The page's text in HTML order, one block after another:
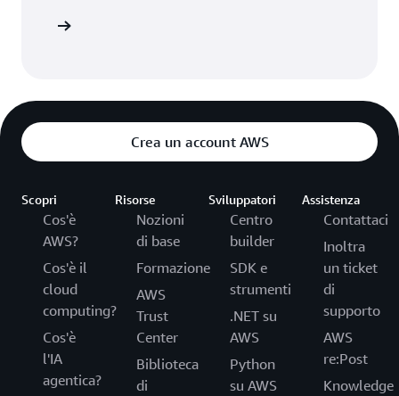
Crea un account AWS
Scopri
Cos'è
AWS?
Cos'è il
cloud
computing?
Cos'è
l'IA
agentica?
Risorse
Nozioni
di base
Formazione
AWS
Trust
Center
Biblioteca
di
Sviluppatori
Centro
builder
SDK e
strumenti
.NET su
AWS
Python
su AWS
Assistenza
Contattaci
Inoltra
un ticket
di
supporto
AWS
re:Post
Knowledge